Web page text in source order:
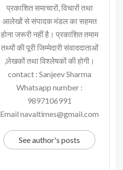
प्रकाशित समाचारों, विचारों तथा
आलेखों से संपादक मंडल का सहमत
होना जरूरी नहीं है। प्रकाशित तमाम
तथ्यों की पूरी जिम्मेदारी संवाददाताओं
,लेखकों तथा विश्लेषकों की होगी।
contact : Sanjeev Sharma
Whatsapp number :
9897106991
Email navaltimes@gmail.com
See author's posts